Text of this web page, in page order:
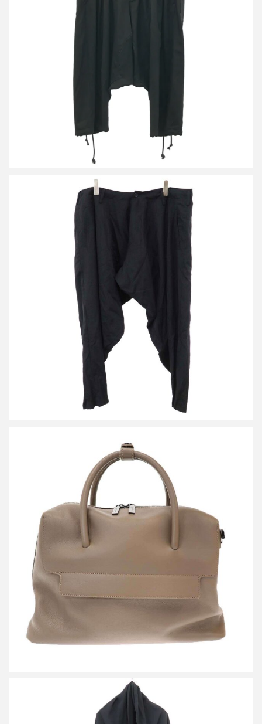
ヨウジヤマモト ファム 21AW ウールギャバジンサルエルパンツ
ヨウジヤマモト プールオム 23AW ウールギャバジンドレープパン
買取金額32,000円
詳しく見る
ディスコードバイヨウジヤマモト 2WAIレザーショルダートートバ